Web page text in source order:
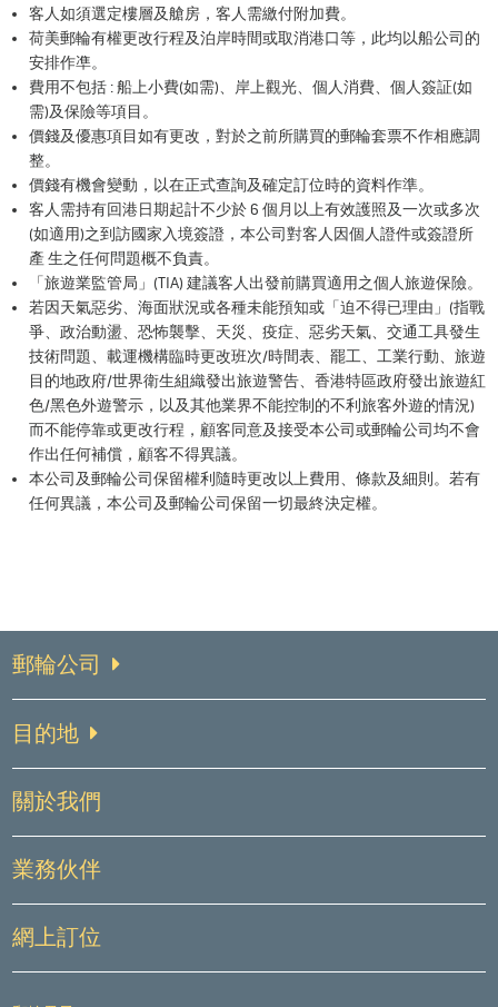
客人如須選定樓層及艙房，客人需繳付附加費。
荷美郵輪有權更改行程及泊岸時間或取消港口等，此均以船公司的
安排作凖。
費用不包括 : 船上小費(如需)、岸上觀光、個人消費、個人簽証(如
需)及保險等項目。
價錢及優惠項目如有更改，對於之前所購買的郵輪套票不作相應調
整。
價錢有機會變動，以在正式查詢及確定訂位時的資料作準。
客人需持有回港日期起計不少於 6 個月以上有效護照及一次或多次
(如適用)之到訪國家入境簽證，本公司對客人因個人證件或簽證所
產 生之任何問題概不負責。
「旅遊業監管局」(TIA) 建議客人出發前購買適用之個人旅遊保險。
若因天氣惡劣、海面狀況或各種未能預知或「迫不得已理由」(指戰
爭、政治動盪、恐怖襲擊、天災、疫症、惡劣天氣、交通工具發生
技術問題、載運機構臨時更改班次/時間表、罷工、工業行動、旅遊
目的地政府/世界衛生組織發出旅遊警告、香港特區政府發出旅遊紅
色/黑色外遊警示，以及其他業界不能控制的不利旅客外遊的情況)
而不能停靠或更改行程，顧客同意及接受本公司或郵輪公司均不會
作出任何補償，顧客不得異議。
本公司及郵輪公司保留權利隨時更改以上費用、條款及細則。若有
任何異議，本公司及郵輪公司保留一切最終決定權。
郵輪公司
目的地
關於我們
業務伙伴
網上訂位